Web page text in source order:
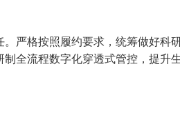
严格按照履约要求，统筹做好科
全流程数字化穿透式管控，提升